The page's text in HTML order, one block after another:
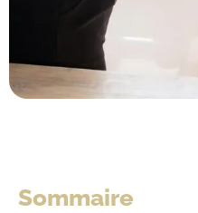
Sommaire